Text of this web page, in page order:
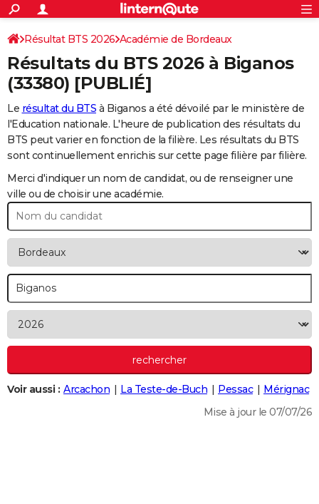
ACTUALITÉS
Politique
Société
Faits Divers
Education
Monde
Villes
+
SPORT
Coupe du monde 2026
Football
Tennis
Cyclisme
Rugby
Forum
FINANCE
Retraite
Impôts
Epargne
Immobilier
Risques naturels par ville
Banque
Assurance
Crédit
Essais
Réserver un essai
Citadines
Berlines
SUV
Forum auto
+
HIGH-TECH
Mobiles
Meilleur smartphone
Internet
Ordinateurs
Jeux vidéo
Guide high-tech
+
BRICOLAGE
Forum
Aménagement intérieur
Extérieur
Cuisine
Salle de bains
Jardinage
Rangement
WEEK-END
Guides de France
Escapades
Patrimoine
Expositions
Musées
Week-end nature
LIFESTYLE
Art de vivre
Bien-être
Loisirs
Mode
Modes de vie
+SANTE
Alimentation
Guide de la santé
Maladies
Médicaments
Sommeil
+VOYAGE
PHOTO
BONS PLANS
S'inscrire
Connexion
Résultat BTS 2026 Académie de Bordeaux
Résultats du BTS 2026 à Biganos
(33380) [PUBLIÉ]
Le résultat du BTS à Biganos a été dévoilé par le ministère de
l'Education nationale. L'heure de publication des résultats du
BTS peut varier en fonction de la filière. Les résultats du BTS
sont continuellement enrichis sur cette page filière par filière.
Merci d'indiquer un nom de candidat, ou de renseigner une
ville ou de choisir une académie.
Voir aussi : Arcachon La Teste-de-Buch Pessac
Mérignac
Mise à jour le 07/07/26